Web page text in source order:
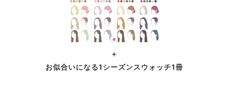
＋
お似合いになる1シーズンスウォッチ1冊